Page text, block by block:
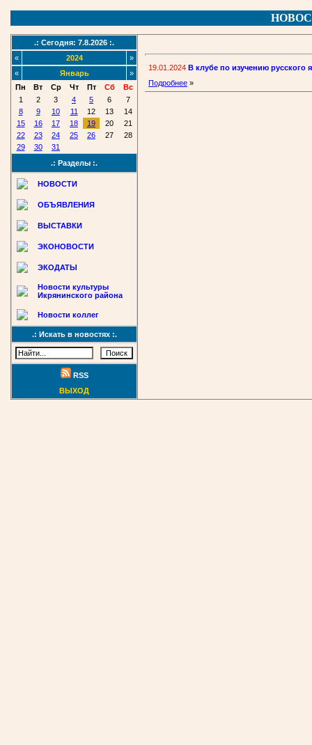
.: Сегодня: 7.8.2026 :.
«
2024
»
«
Январь
»
Пн
Вт Ср Чт Пт Сб
Вс
1
2 3 4 5 6
7
8
9 10 11 12 13
14
15
16 17 18 19 20
21
22
23 24 25 26 27
28
29
30
31
.: Разделы :.
НОВОСТИ
ОБЪЯВЛЕНИЯ
ВЫСТАВКИ
ЭКОНОВОСТИ
ЭКОДАТЫ
Новости культуры
Икрянинского района
Новости коллег
.: Искать в новостях :.
RSS
ВЫХОД
19.01.2024 В клубе по изучению русского
Подробнее »